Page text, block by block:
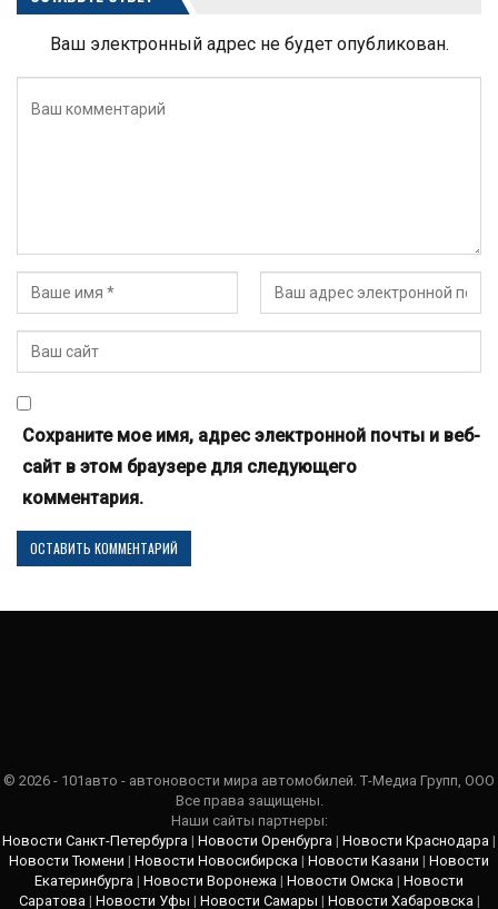
Ваш электронный адрес не будет опубликован.
Сохраните мое имя, адрес электронной почты и веб-
сайт в этом браузере для следующего
комментария.
© 2026 - 101авто - автоновости мира автомобилей. Т-Медиа Групп, ООО
Все права защищены.
Наши сайты партнеры:
Новости Санкт-Петербурга | Новости Оренбурга | Новости Краснодара |
Новости Тюмени | Новости Новосибирска | Новости Казани | Новости
Екатеринбурга | Новости Воронежа | Новости Омска | Новости
Саратова| Новости Уфы | Новости Самары | Новости Хабаровска|